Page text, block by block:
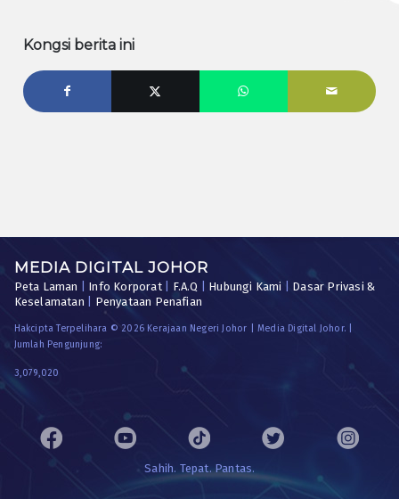
Kongsi berita ini
MEDIA DIGITAL JOHOR
Peta Laman Info Korporat| F.A.Q Hubungi Kami
Dasar Privasi &
Keselamatan
Penyataan Penafian
Hakcipta Terpelihara © 2026 Kerajaan Negeri Johor | Media Digital Johor. |
Jumlah Pengunjung:
3,079,020
Sahih. Tepat. Pantas.